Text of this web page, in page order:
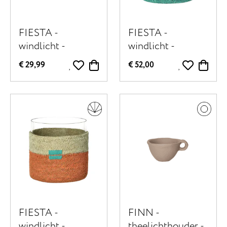
FIESTA -
windlicht -
zeegras / glas -
DIA 10 x H 10 cm
- aqua
€ 29,99
FIESTA -
windlicht -
zeegras / glas -
DIA 15 x H 15 cm -
aqua
€ 52,00
FIESTA -
FINN -